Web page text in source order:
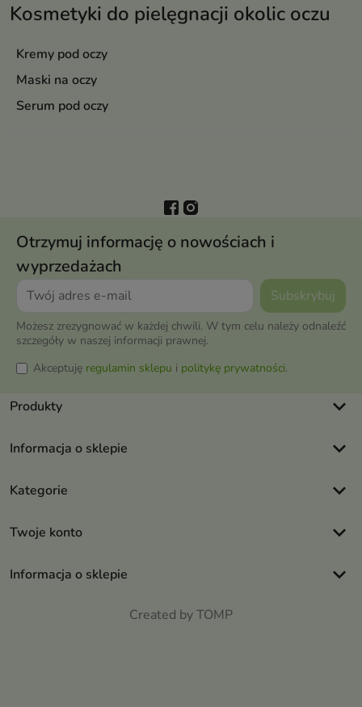
Kosmetyki do pielęgnacji okolic oczu
Kremy pod oczy
Maski na oczy
Serum pod oczy
Otrzymuj informację o nowościach i
wyprzedażach
Możesz zrezygnować w każdej chwili. W tym celu należy odnaleźć
szczegóły w naszej informacji prawnej.
Akceptuję regulamin sklepu i politykę prywatności.
Produkty keyboard_arrow_down
Informacja o sklepie keyboard_arrow_down
Kategorie keyboard_arrow_down
Twoje konto keyboard_arrow_down
Informacja o sklepie keyboard_arrow_down
Created by TOMP